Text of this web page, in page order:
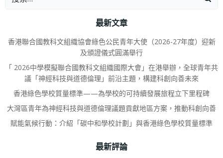
最新文章
香港聯合國教科文組織協會綠色公民青年大使（2026-27年度）迎新
及頒證儀式圓滿舉行
「 2026中學模擬聯合國教科文組織國際大會」在港舉辦，全球青年共
議「神經科技與道德倫理」前沿主題，構建科創向善未來
香港綠色學校質量標準——為學校的可持續發展旅程立下里程碑
大灣區青年為神經科技與道德倫理議題貢獻地區方案，推動科創向善
賦能氣候行動：介紹「碳中和學校計劃」與香港綠色學校質量標準
最新評論